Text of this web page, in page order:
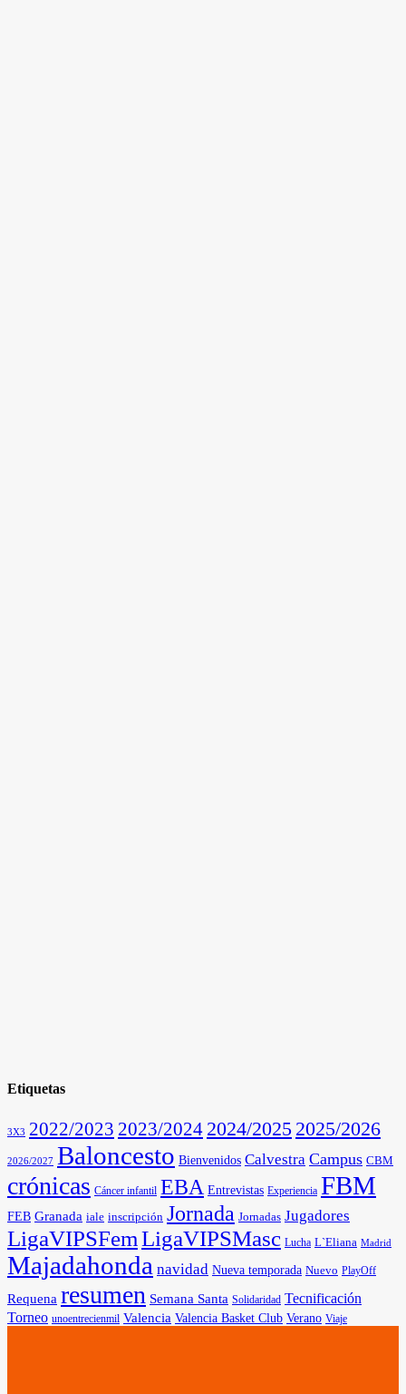
Etiquetas
3X3 2022/2023 2023/2024 2024/2025 2025/2026
2026/2027 Baloncesto Bienvenidos Calvestra Campus CBM
crónicas Cáncer infantil EBA Entrevistas Experiencia FBM
FEB Granada iale inscripción Jornada Jornadas Jugadores
LigaVIPSFemLigaVIPSMasc Lucha L`Eliana Madrid
Majadahonda navidad Nueva temporada Nuevo PlayOff
Requena resumen Semana Santa Solidaridad Tecnificación
Torneo unoentrecienmil Valencia Valencia Basket Club Verano Viaje